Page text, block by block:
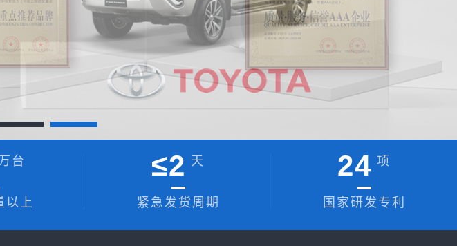
台
以上
≤2 天
紧急发货周期
24 项
国家研发专利